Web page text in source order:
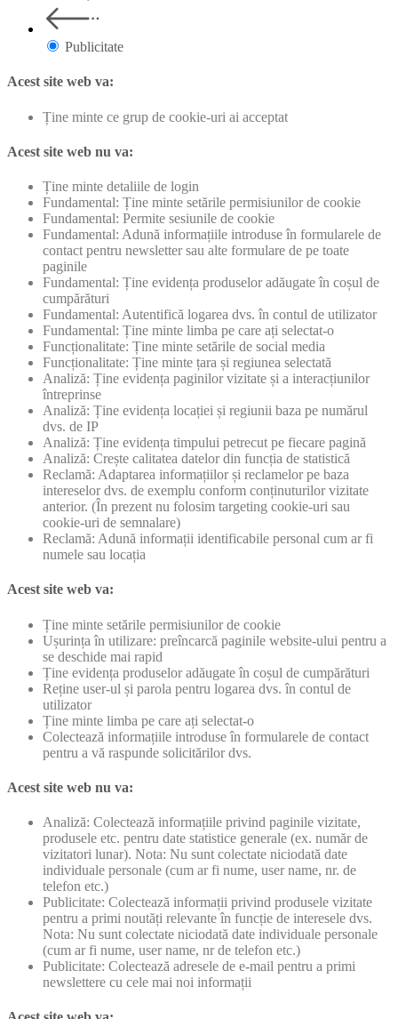
Publicitate
Acest site web va:
Ține minte ce grup de cookie-uri ai acceptat
Acest site web nu va:
Ține minte detaliile de login
Fundamental: Ține minte setările permisiunilor de cookie
Fundamental: Permite sesiunile de cookie
Fundamental: Adună informațiile introduse în formularele de
contact pentru newsletter sau alte formulare de pe toate
paginile
Fundamental: Ține evidența produselor adăugate în coșul de
cumpărături
Fundamental: Autentifică logarea dvs. în contul de utilizator
Fundamental: Ține minte limba pe care ați selectat-o
Funcționalitate: Ține minte setările de social media
Funcționalitate: Ține minte țara și regiunea selectată
Analiză: Ține evidența paginilor vizitate și a interacțiunilor
întreprinse
Analiză: Ține evidența locației și regiunii baza pe numărul
dvs. de IP
Analiză: Ține evidența timpului petrecut pe fiecare pagină
Analiză: Crește calitatea datelor din funcția de statistică
Reclamă: Adaptarea informațiilor și reclamelor pe baza
intereselor dvs. de exemplu conform conținuturilor vizitate
anterior. (În prezent nu folosim targeting cookie-uri sau
cookie-uri de semnalare)
Reclamă: Adună informații identificabile personal cum ar fi
numele sau locația
Acest site web va:
Ține minte setările permisiunilor de cookie
Ușurința în utilizare: preîncarcă paginile website-ului pentru a
se deschide mai rapid
Ține evidența produselor adăugate în coșul de cumpărături
Reține user-ul și parola pentru logarea dvs. în contul de
utilizator
Ține minte limba pe care ați selectat-o
Colectează informațiile introduse în formularele de contact
pentru a vă raspunde solicitărilor dvs.
Acest site web nu va:
Analiză: Colectează informațiile privind paginile vizitate,
produsele etc. pentru date statistice generale (ex. număr de
vizitatori lunar). Nota: Nu sunt colectate niciodată date
individuale personale (cum ar fi nume, user name, nr. de
telefon etc.)
Publicitate: Colectează informații privind produsele vizitate
pentru a primi noutăți relevante în funcție de interesele dvs.
Nota: Nu sunt colectate niciodată date individuale personale
(cum ar fi nume, user name, nr de telefon etc.)
Publicitate: Colectează adresele de e-mail pentru a primi
newslettere cu cele mai noi informații